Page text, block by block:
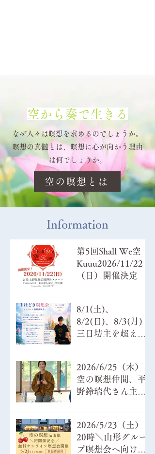
空から奏で生きる
なぜ人々は瞑想を求めるのでしょうか。
瞑想の真髄とは、瞑想に心が向かう理由
は何でしょうか。
空の瞑想とは
Information
第5回Shall We空
Kuuu2026/11/22
（日）開催決定
8/1(土)、
8/2(日)、8/3(月)
三日坊主を超えよ
がとうございまし
た。
2026/6/25（木）
空の瞑想仲間、平
野鈴瑞代さん主催
を開く瞑想部』講
師：赤座綾＠キブ
ツ八ヶ岳
2026/5/23（土）
20時＼山形グルー
プ瞑想会へ向けて